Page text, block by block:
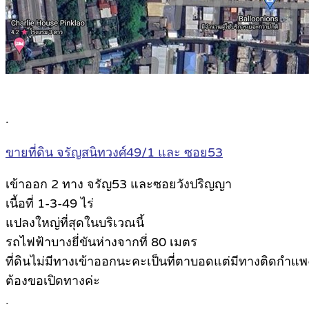
.
ขายที่ดิน จรัญสนิทวงศ์49/1 และ ซอย53
เข้าออก 2 ทาง จรัญ53 และซอยวังปริญญา
เนื้อที่ 1-3-49 ไร่
แปลงใหญ่ที่สุดในบริเวณนี้
รถไฟฟ้าบางยี่ขันห่างจากที่ 80 เมตร
ที่ดินไม่มีทางเข้าออกนะคะเป็นที่ตาบอดแต่มีทางติดกำแ
ต้องขอเปิดทางค่ะ
.